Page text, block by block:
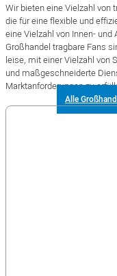
Wir bieten eine Vielzahl von
die für eine flexible und
eine Vielzahl von Innen-
Großhandel tragbare Fans
leise, mit einer Vielzahl von
und maßgeschneiderte
Marktanforderungen zu
Alle